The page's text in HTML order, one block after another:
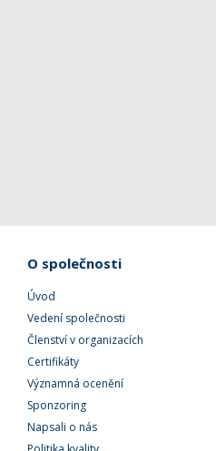
O společnosti
Úvod
Vedení společnosti
Členství v organizacích
Certifikáty
Významná ocenění
Sponzoring
Napsali o nás